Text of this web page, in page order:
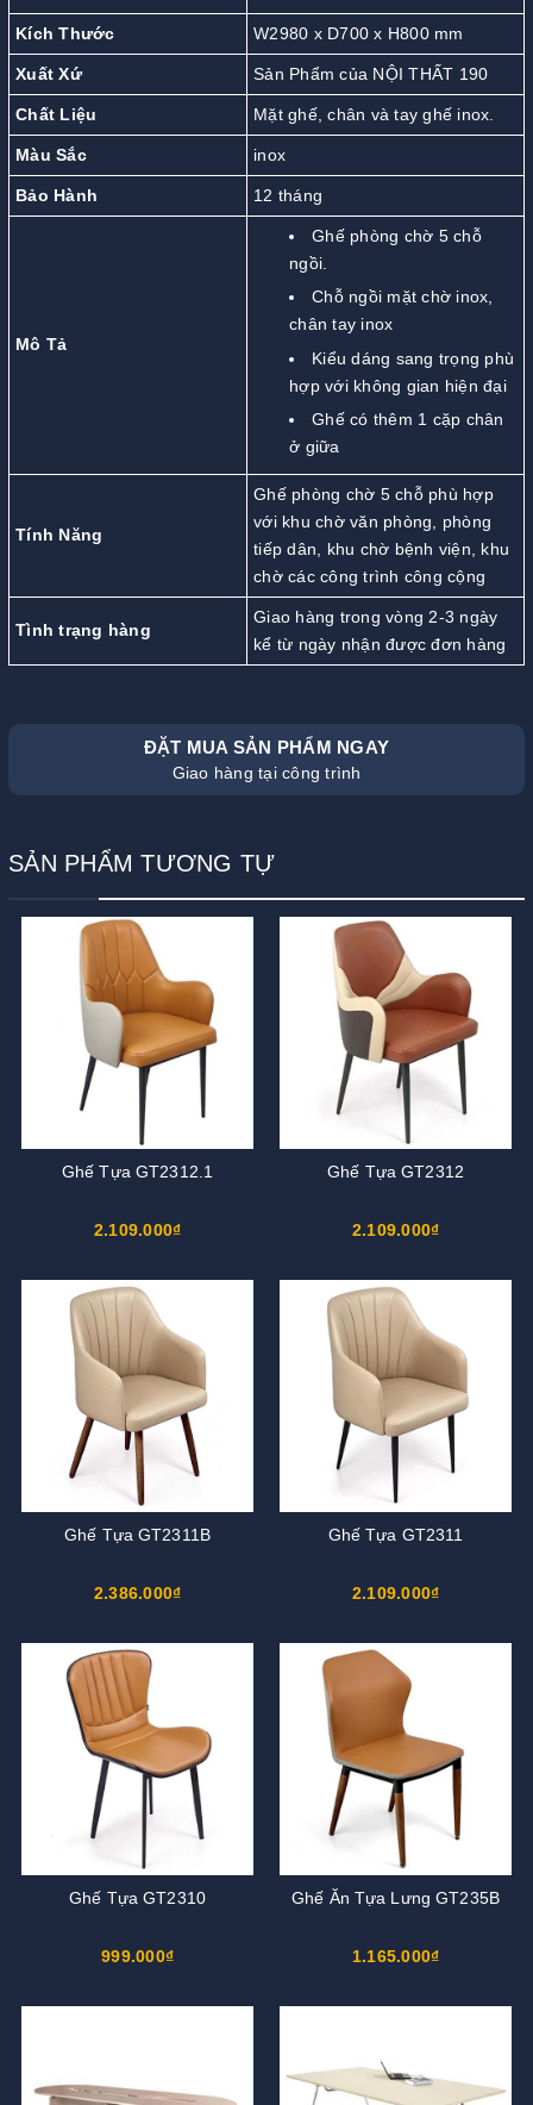
Kích Thước W2980 x D700 x H800 mm
Xuất Xứ Sản Phẩm của NỘI THẤT 190
Chất Liệu Mặt ghế, chân và tay ghế inox.
Màu Sắc inox
Bảo Hành 12 tháng
Mô Tả
Ghế phòng chờ 5 chỗ
ngồi.
Chỗ ngồi mặt chờ inox,
chân tay inox
Kiểu dáng sang trọng phù
hợp với không gian hiện đại
Ghế có thêm 1 cặp chân
ở giữa
Tính Năng
Ghế phòng chờ 5 chỗ phù hợp
với khu chờ văn phòng, phòng
tiếp dân, khu chờ bệnh viện, khu
chờ các công trình công cộng
Tình trạng hàng
Giao hàng trong vòng 2-3 ngày
kể từ ngày nhận được đơn hàng
ĐẶT MUA SẢN PHẨM NGAY
Giao hàng tại công trình
SẢN PHẨM TƯƠNG TỰ
Ghế Tựa GT2312.1
2.109.000₫
Ghế Tựa GT2312
2.109.000₫
Ghế Tựa GT2311B
2.386.000₫
Ghế Tựa GT2311
2.109.000₫
Ghế Tựa GT2310
999.000₫
Ghế Ăn Tựa Lưng GT235B
1.165.000₫